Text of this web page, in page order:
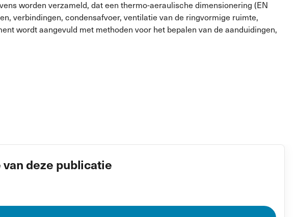
worden verzameld, dat een thermo-aeraulische dimensionering (EN
verbindingen, condensafvoer, ventilatie van de ringvormige ruimte,
wordt aangevuld met methoden voor het bepalen van de aanduidingen,
deze publicatie